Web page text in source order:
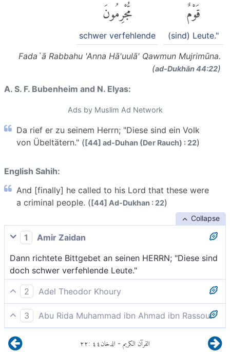
قَوْمٌ
(sind) Leute."
مُّجْرِمُونَ
schwer verfehlende
Fada`ā Rabbahu 'Anna Hā'uulā' Qawmun Mujrimūna.
(ad-Dukhān 44:22)
A. S. F. Bubenheim and N. Elyas:
Ads by Muslim Ad Network
Da rief er zu seinem Herrn; "Diese sind ein Volk
von Übeltätern." ([44] ad-Duhan (Der Rauch) : 22)
English Sahih:
And [finally] he called to his Lord that these were
a criminal people. ([44] Ad-Dukhan : 22)
Collapse
1
Amir Zaidan
Dann richtete Bittgebet an seinen HERRN; "Diese sind
doch schwer verfehlende Leute."
2
Adel Theodor Khoury
Da rief er zu seinem Herrn; «Das sind Leute, die
Übeltäter sind.»
3
Abu Rida Muhammad ibn Ahmad ibn Rassoul
Dann rief er zu seinem Herrn; "Dies ist ein sündhaftes
Volk."
القرآن الكريم - الدخان٤٤ :٢٢